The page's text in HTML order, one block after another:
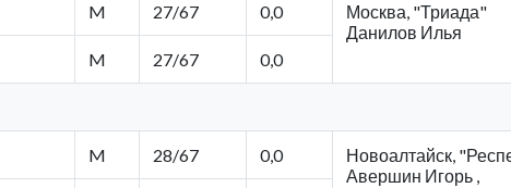
M 27/67 0,0
Москва, "Триада"
Данилов Илья
M 27/67 0,0
M 28/67 0,0
Новоалтайск,
Авершин Игорь ,